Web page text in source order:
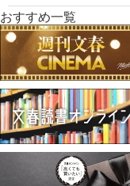
おすすめ一覧